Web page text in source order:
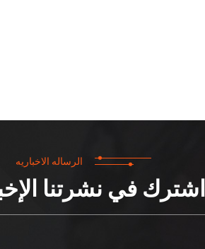
الرساله الاخباريه
اشترك في نشرتنا